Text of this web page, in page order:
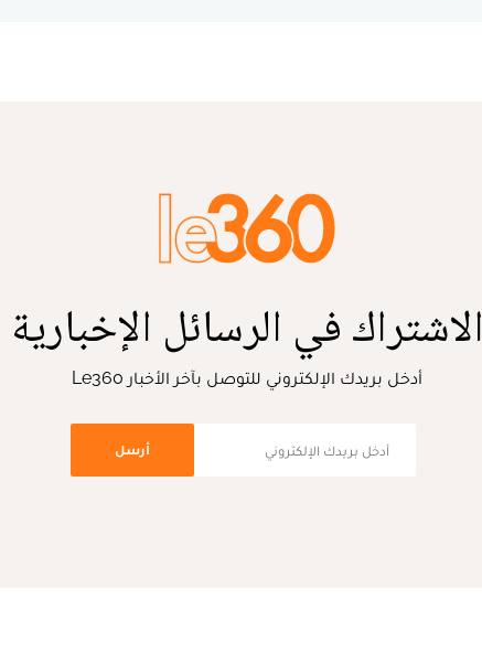
الاشتراك في الرسائل الإخبارية
أدخل بريدك الإلكتروني للتوصل بآخر الأخبار Le360
أرسل